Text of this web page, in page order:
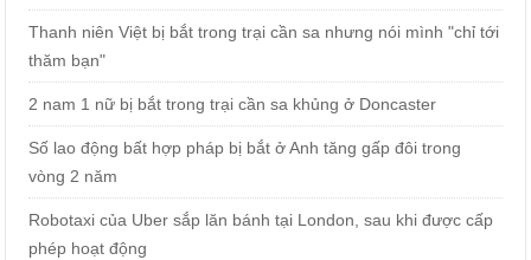
Thanh niên Việt bị bắt trong trại cần sa nhưng nói mình "chỉ tới
thăm bạn"
2 nam 1 nữ bị bắt trong trại cần sa khủng ở Doncaster
Số lao động bất hợp pháp bị bắt ở Anh tăng gấp đôi trong
vòng 2 năm
Robotaxi của Uber sắp lăn bánh tại London, sau khi được cấp
phép hoạt động